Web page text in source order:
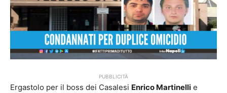
PUBBLICITÀ
Ergastolo per il boss dei Casalesi Enrico Martinelli e